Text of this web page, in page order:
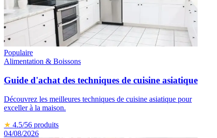
Populaire
Alimentation & Boissons
Guide d'achat des techniques de cuisine asiatique
Découvrez les meilleures techniques de cuisine asiatique pour
exceller à la maison.
★ 4.5/56 produits
04/08/2026